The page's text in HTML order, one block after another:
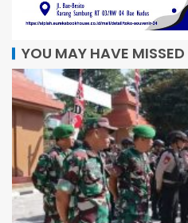
YOU MAY HAVE MISSED